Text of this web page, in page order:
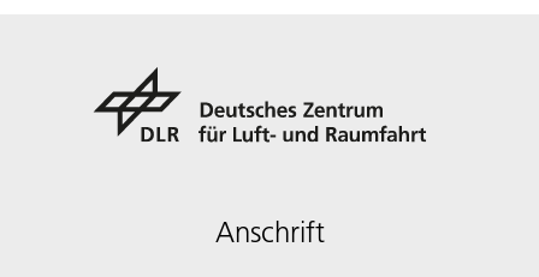
Anschrift